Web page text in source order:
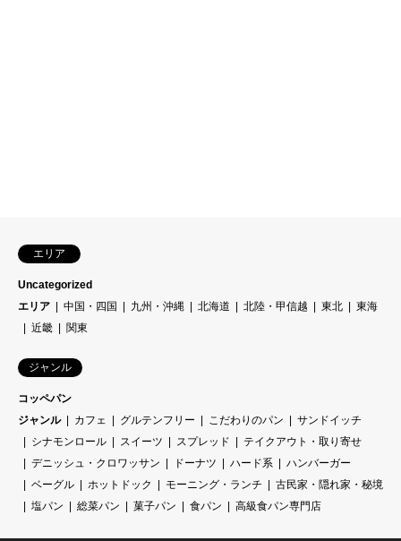
エリア
Uncategorized
エリア
中国・四国 九州・沖縄 北海道 北陸・甲信越 東北
東海
近畿
関東
ジャンル
コッペパン
ジャンル
カフェ グルテンフリー こだわりのパン
サンドイッチ
シナモンロール
スイーツ スプレッド
テイクアウト・取り寄せ
デニッシュ・クロワッサン
ドーナツ ハード系
ハンバーガー
ベーグル
ホットドック モーニング・ランチ
古民家・隠れ家・秘境
塩パン
総菜パン 菓子パン 食パン 高級食パン専門店